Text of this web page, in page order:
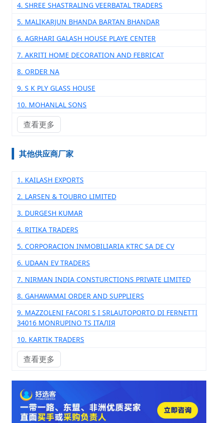
4. SHREE SHASTRALING VEERBATAL TRADERS
5. MALIKARJUN BHANDA BARTAN BHANDAR
6. AGRHARI GALASH HOUSE PLAYE CENTER
7. AKRITI HOME DECORATION AND FEBRICAT
8. ORDER NA
9. S K PLY GLASS HOUSE
10. MOHANLAL SONS
查看更多
其他供应商厂家
1. KAILASH EXPORTS
2. LARSEN & TOUBRO LIMITED
3. DURGESH KUMAR
4. RITIKA TRADERS
5. CORPORACION INMOBILIARIA KTRC SA DE CV
6. UDAAN EV TRADERS
7. NIRMAN INDIA CONSTURCTIONS PRIVATE LIMITED
8. GAHAWAMAI ORDER AND SUPPLIERS
9. MAZZOLENI FACORI S I SRLAUTOPORTO DI FERNETTI
34016 MONRUPINO TS ІТАЛІЯ
10. KARTIK TRADERS
查看更多